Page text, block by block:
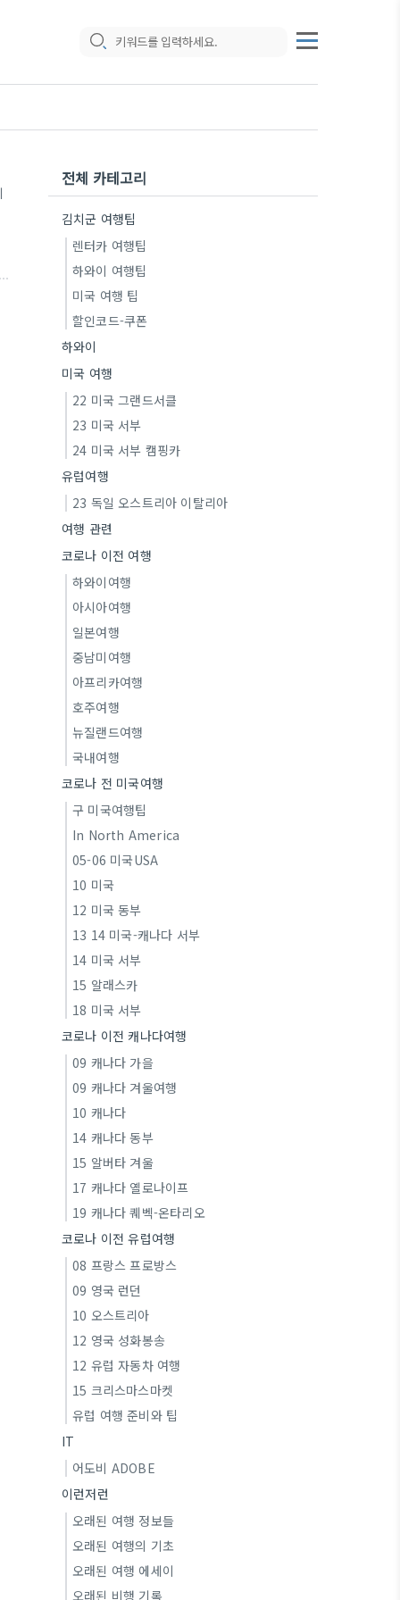
전체 카테고리
김치군 여행팁
렌터카 여행팁
하와이 여행팁
미국 여행 팁
할인코드-쿠폰
하와이
미국 여행
22 미국 그랜드서클
23 미국 서부
24 미국 서부 캠핑카
유럽여행
23 독일 오스트리아 이탈리아
여행 관련
코로나 이전 여행
하와이여행
아시아여행
일본여행
중남미여행
아프리카여행
호주여행
뉴질랜드여행
국내여행
코로나 전 미국여행
구 미국여행팁
In North America
05-06 미국USA
10 미국
12 미국 동부
13 14 미국-캐나다 서부
14 미국 서부
15 알래스카
18 미국 서부
코로나 이전 캐나다여행
09 캐나다 가을
09 캐나다 겨울여행
10 캐나다
14 캐나다 동부
15 알버타 겨울
17 캐나다 옐로나이프
19 캐나다 퀘벡-온타리오
코로나 이전 유럽여행
08 프랑스 프로방스
09 영국 런던
10 오스트리아
12 영국 성화봉송
12 유럽 자동차 여행
15 크리스마스마켓
유럽 여행 준비와 팁
IT
어도비 ADOBE
이런저런
오래된 여행 정보들
오래된 여행의 기초
오래된 여행 에세이
오래된 비행 기록